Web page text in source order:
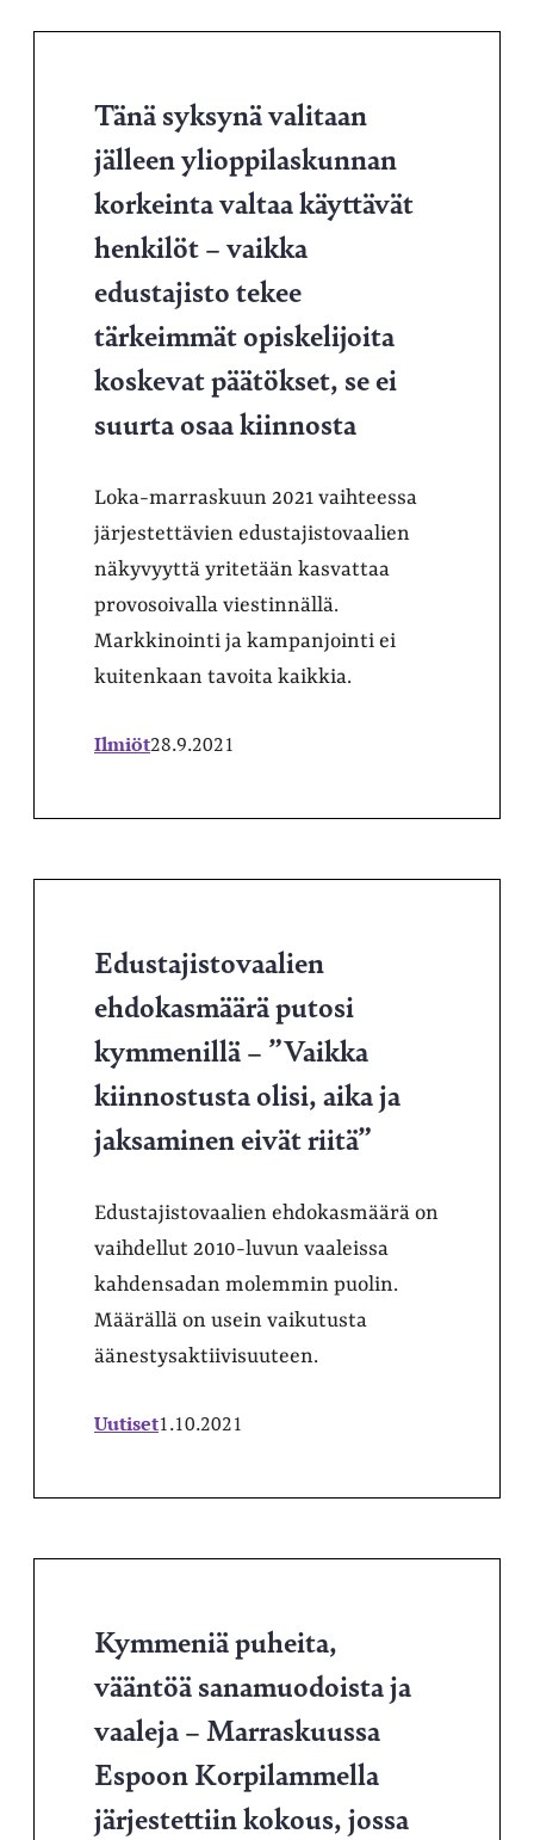
Tänä syksynä valitaan
jälleen ylioppilaskunnan
korkeinta valtaa käyttävät
henkilöt – vaikka
edustajisto tekee
tärkeimmät opiskelijoita
koskevat päätökset, se ei
suurta osaa kiinnosta
Loka-marraskuun 2021 vaihteessa
järjestettävien edustajistovaalien
näkyvyyttä yritetään kasvattaa
provosoivalla viestinnällä.
Markkinointi ja kampanjointi ei
kuitenkaan tavoita kaikkia.
Ilmiöt28.9.2021
Edustajistovaalien
ehdokasmäärä putosi
kymmenillä – ”Vaikka
kiinnostusta olisi, aika ja
jaksaminen eivät riitä”
Edustajistovaalien ehdokasmäärä on
vaihdellut 2010-luvun vaaleissa
kahdensadan molemmin puolin.
Määrällä on usein vaikutusta
äänestysaktiivisuuteen.
Uutiset1.10.2021
Kymmeniä puheita,
vääntöä sanamuodoista ja
vaaleja – Marraskuussa
Espoon Korpilammella
järjestettiin kokous, jossa